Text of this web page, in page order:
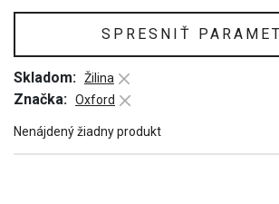
SPRESNIŤ
Skladom: Žilina
Značka: Oxford
Nenájdený žiadny produkt